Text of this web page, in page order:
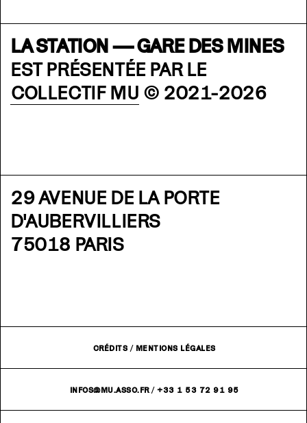
LA STATION — GARE DES MINES
EST PRÉSENTÉE PAR LE
COLLECTIF MU © 2021-2026
29 AVENUE DE LA PORTE
D'AUBERVILLIERS
75018 PARIS
CRÉDITS / MENTIONS LÉGALES
INFOS@MU.ASSO.FR/ +33 1 53 72 91 95